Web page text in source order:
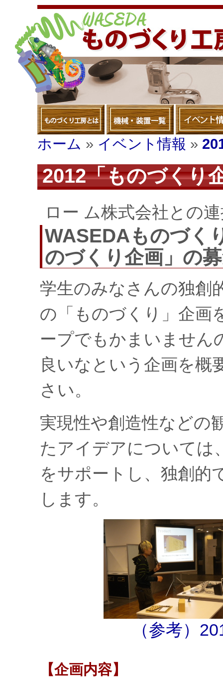
ホーム » イベント情報 »
2012「ものづくり
ロー ム株式会社との
WASEDAものづく
のづくり企画」の
学生のみなさんの独創
の「ものづくり」企画
ープでもかまいません
良いなという企画を概
さい。
実現性や創造性などの
たアイデアについては
をサポートし、独創的
します。
（参考）
【企画内容】